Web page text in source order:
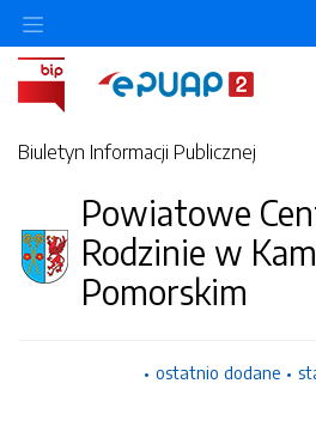
Biuletyn Informacji Publicznej
Powiatowe
Rodzinie w
Pomorskim
ostatnio dodane